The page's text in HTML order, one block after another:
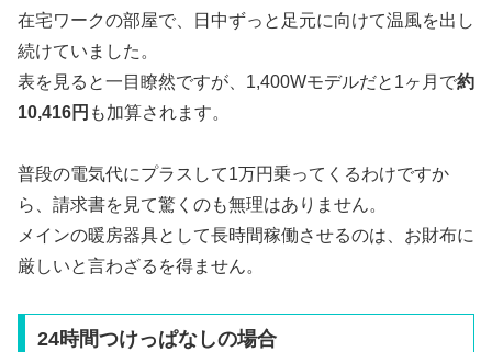
在宅ワークの部屋で、日中ずっと足元に向けて温風を出し
続けていました。
表を見ると一目瞭然ですが、1,400Wモデルだと1ヶ月で約
10,416円 も加算されます。
普段の電気代にプラスして1万円乗ってくるわけですか
ら、請求書を見て驚くのも無理はありません。
メインの暖房器具として長時間稼働させるのは、お財布に
厳しいと言わざるを得ません。
24時間つけっぱなしの場合